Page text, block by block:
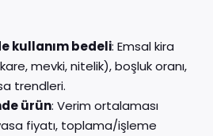
kullanım bedeli: Emsal kira
mevki, nitelik), boşluk oranı,
trendleri.
ürün: Verim ortalaması
fiyatı, toplama/işleme